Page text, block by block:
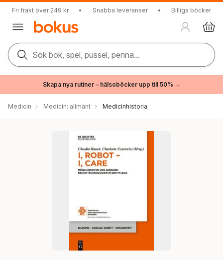
Fri frakt över 249 kr • Snabba leveranser • Billiga böcker
Sök bok, spel, pussel, penna...
Skapa nya rutiner – hälsoböcker upp till 50% →
Medicin Medicin: allmänt Medicinhistoria